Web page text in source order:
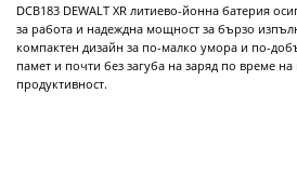
DCB183 DEWALT XR литиево-йонна батерия
за работа и надеждна мощност за бързо
компактен дизайн за по-малко умора и по-
памет и почти без загуба на заряд по време
продуктивност.